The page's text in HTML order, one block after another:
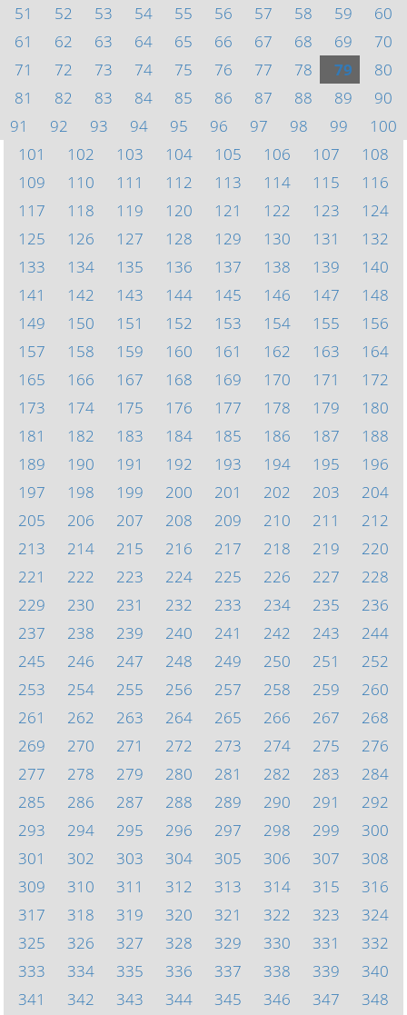
51
52 53 54 55 56 57 58 59
60
61
62 63 64 65 66 67 68 69
70
71
72 73 74 75 76 77 78 79
80
81
82 83 84 85 86 87 88 89
90
91
92 93 94 95 96 97 98 99
100
101
102 103 104 105 106 107
108
109
110 111 112 113 114 115
116
117
118 119 120 121 122 123
124
125
126 127 128 129 130 131
132
133
134 135 136 137 138 139
140
141
142 143 144 145 146 147
148
149
150 151 152 153 154 155
156
157
158 159 160 161 162 163
164
165
166 167 168 169 170 171
172
173
174 175 176 177 178 179
180
181
182 183 184 185 186 187
188
189
190 191 192 193 194 195
196
197
198 199 200 201 202 203
204
205
206 207 208 209 210 211
212
213
214 215 216 217 218 219
220
221
222 223 224 225 226 227
228
229
230 231 232 233 234 235
236
237
238 239 240 241 242 243
244
245
246 247 248 249 250 251
252
253
254 255 256 257 258 259
260
261
262 263 264 265 266 267
268
269
270 271 272 273 274 275
276
277
278 279 280 281 282 283
284
285
286 287 288 289 290 291
292
293
294 295 296 297 298 299
300
301
302 303 304 305 306 307
308
309
310 311 312 313 314 315
316
317
318 319 320 321 322 323
324
325
326 327 328 329 330 331
332
333
334 335 336 337 338 339
340
341
342 343 344 345 346 347 348